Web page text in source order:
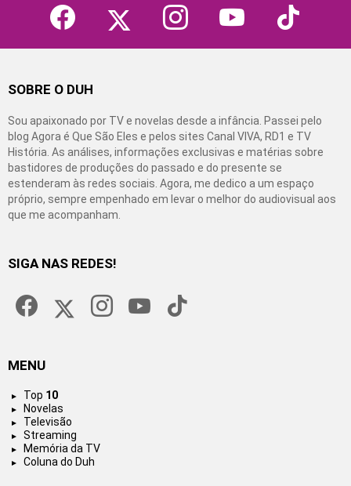
facebook instagram youtube tiktok
SOBRE O DUH
Sou apaixonado por TV e novelas desde a infância. Passei pelo
blog Agora é Que São Eles e pelos sites Canal VIVA, RD1 e TV
História. As análises, informações exclusivas e matérias sobre
bastidores de produções do passado e do presente se
estenderam às redes sociais. Agora, me dedico a um espaço
próprio, sempre empenhado em levar o melhor do audiovisual aos
que me acompanham.
SIGA NAS REDES!
MENU
Top 10
Novelas
Televisão
Streaming
Memória da TV
Coluna do Duh